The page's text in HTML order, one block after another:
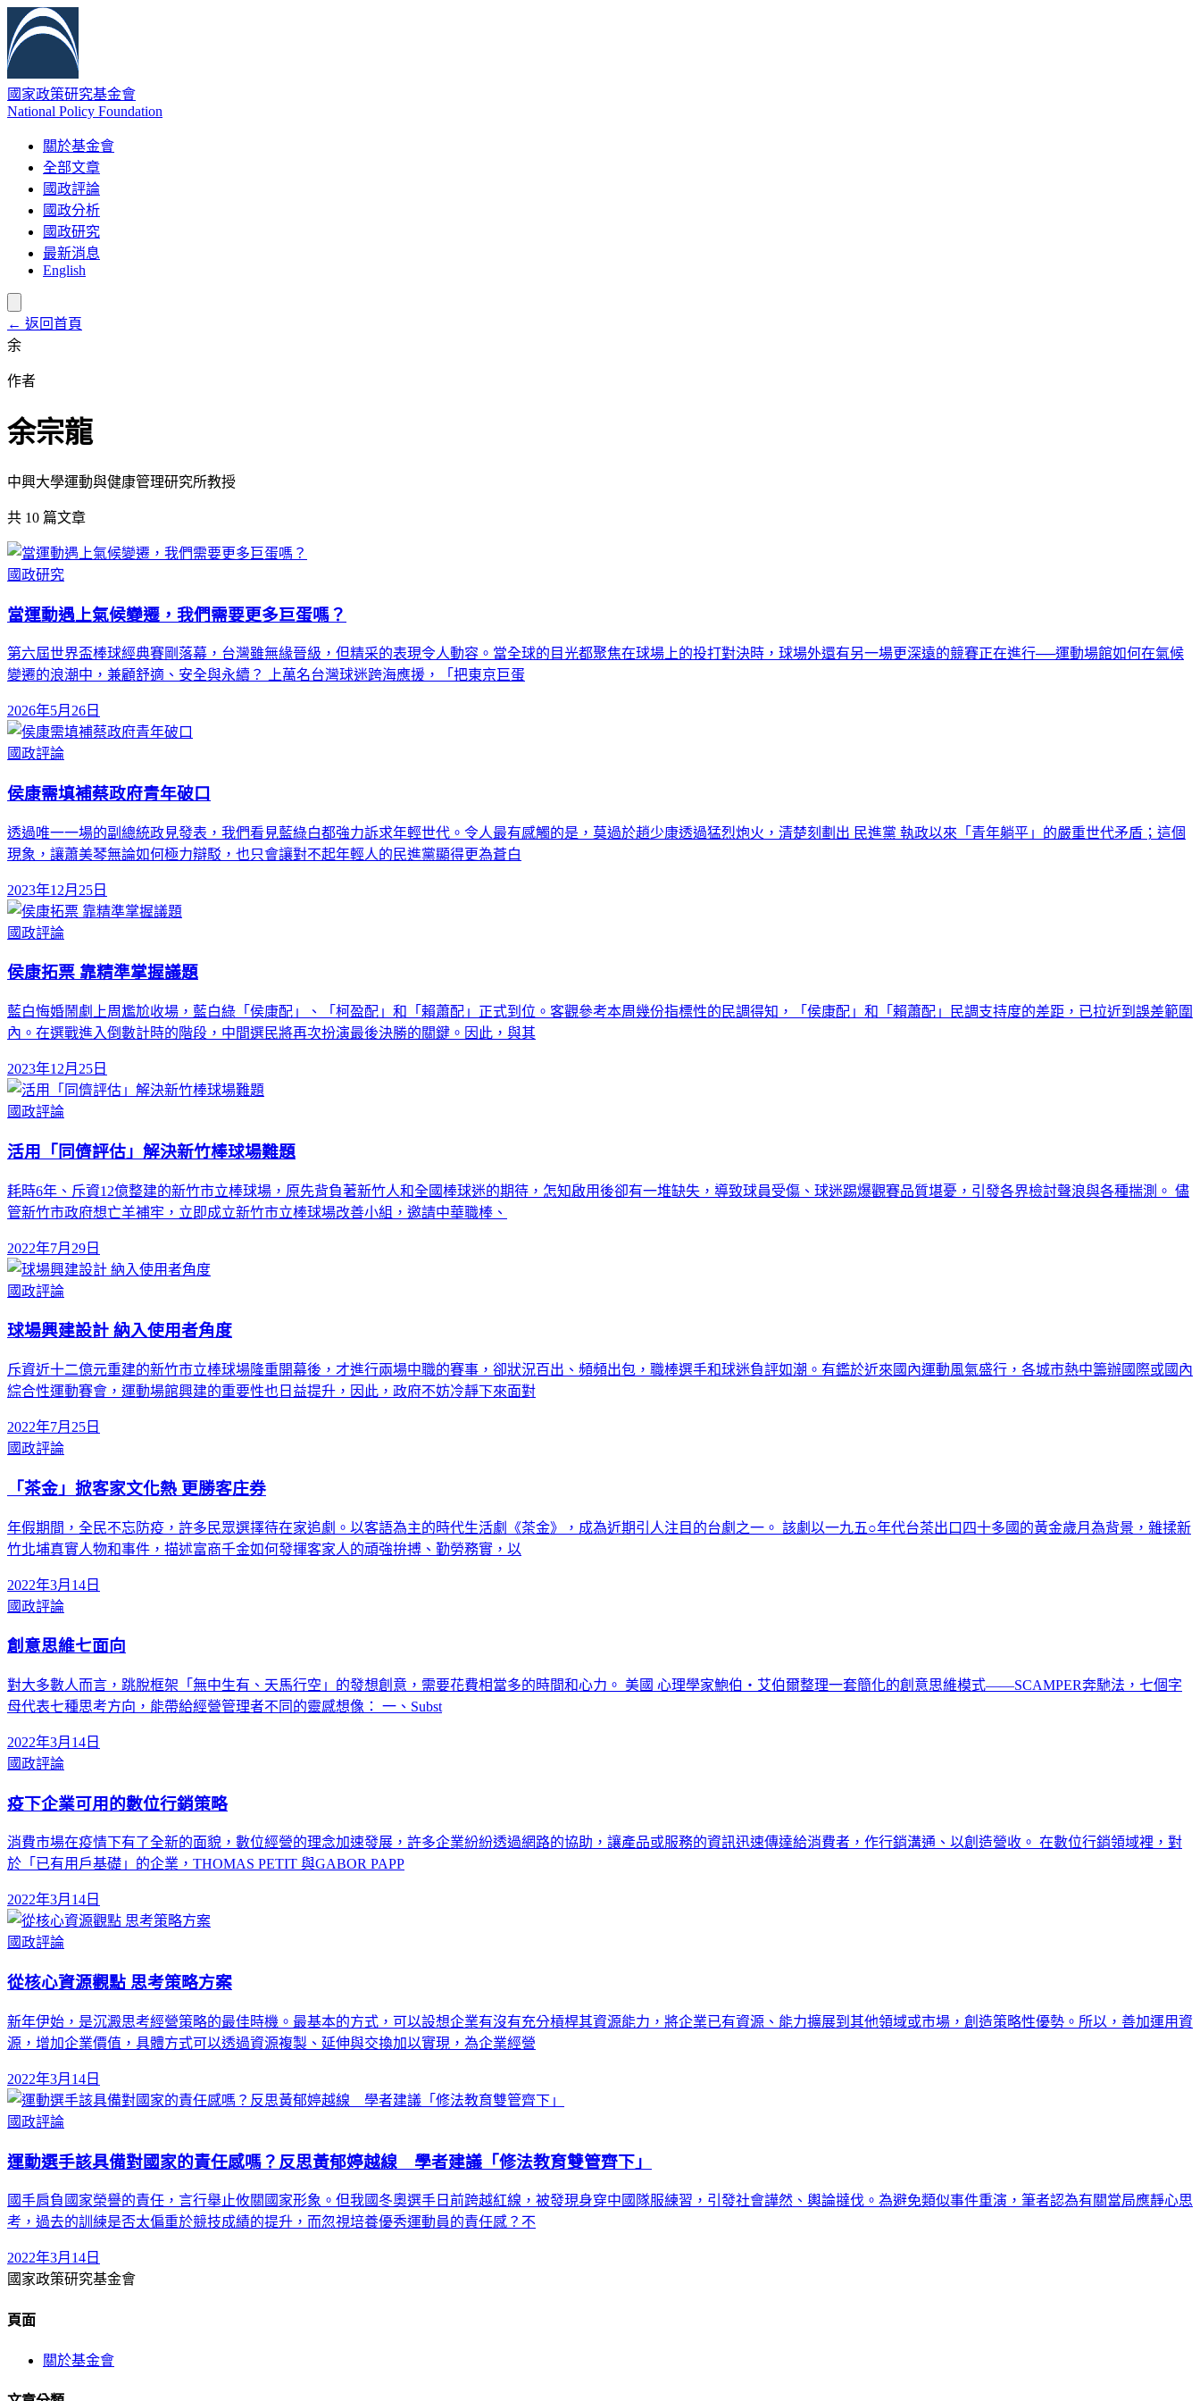
國家政策研究基金會
National Policy Foundation
關於基金會
全部文章
國政評論
國政分析
國政研究
最新消息
English
← 返回首頁
余
作者
余宗龍
中興大學運動與健康管理研究所教授
共 10 篇文章
國政研究
當運動遇上氣候變遷，我們需要更多巨蛋嗎？
第六屆世界盃棒球經典賽剛落幕，台灣雖無緣晉級，但精采的表現令人動容。當全球的目光都聚焦在球場上的投打對決時，球場外還有另一場更深遠的競賽正在進行──運動場館如何在氣候
變遷的浪潮中，兼顧舒適、安全與永續？ 上萬名台灣球迷跨海應援，「把東京巨蛋
2026年5月26日
國政評論
侯康需填補蔡政府青年破口
透過唯一一場的副總統政見發表，我們看見藍綠白都強力訴求年輕世代。令人最有感觸的是，莫過於趙少康透過猛烈炮火，清楚刻劃出 民進黨 執政以來「青年躺平」的嚴重世代矛盾；這個
現象，讓蕭美琴無論如何極力辯駁，也只會讓對不起年輕人的民進黨顯得更為蒼白
2023年12月25日
國政評論
侯康拓票 靠精準掌握議題
藍白悔婚鬧劇上周尷尬收場，藍白綠「侯康配」、「柯盈配」和「賴蕭配」正式到位。客觀參考本周幾份指標性的民調得知，「侯康配」和「賴蕭配」民調支持度的差距，已拉近到誤差範圍
內。在選戰進入倒數計時的階段，中間選民將再次扮演最後決勝的關鍵。因此，與其
2023年12月25日
國政評論
活用「同儕評估」解決新竹棒球場難題
耗時6年、斥資12億整建的新竹市立棒球場，原先背負著新竹人和全國棒球迷的期待，怎知啟用後卻有一堆缺失，導致球員受傷、球迷踢爆觀賽品質堪憂，引發各界檢討聲浪與各種揣測。 儘
管新竹市政府想亡羊補牢，立即成立新竹市立棒球場改善小組，邀請中華職棒、
2022年7月29日
國政評論
球場興建設計 納入使用者角度
斥資近十二億元重建的新竹市立棒球場隆重開幕後，才進行兩場中職的賽事，卻狀況百出、頻頻出包，職棒選手和球迷負評如潮。有鑑於近來國內運動風氣盛行，各城市熱中籌辦國際或國內
綜合性運動賽會，運動場館興建的重要性也日益提升，因此，政府不妨冷靜下來面對
2022年7月25日
國政評論
「茶金」掀客家文化熱 更勝客庄券
年假期間，全民不忘防疫，許多民眾選擇待在家追劇。以客語為主的時代生活劇《茶金》，成為近期引人注目的台劇之一。 該劇以一九五○年代台茶出口四十多國的黃金歲月為背景，雜揉新
竹北埔真實人物和事件，描述富商千金如何發揮客家人的頑強拚搏、勤勞務實，以
2022年3月14日
國政評論
創意思維七面向
對大多數人而言，跳脫框架「無中生有、天馬行空」的發想創意，需要花費相當多的時間和心力。 美國 心理學家鮑伯‧艾伯爾整理一套簡化的創意思維模式——SCAMPER奔馳法，七個字
母代表七種思考方向，能帶給經營管理者不同的靈感想像： 一、Subst
2022年3月14日
國政評論
疫下企業可用的數位行銷策略
消費市場在疫情下有了全新的面貌，數位經營的理念加速發展，許多企業紛紛透過網路的協助，讓產品或服務的資訊迅速傳達給消費者，作行銷溝通、以創造營收。 在數位行銷領域裡，對
於「已有用戶基礎」的企業，THOMAS PETIT 與GABOR PAPP
2022年3月14日
國政評論
從核心資源觀點 思考策略方案
新年伊始，是沉澱思考經營策略的最佳時機。最基本的方式，可以設想企業有沒有充分槓桿其資源能力，將企業已有資源、能力擴展到其他領域或市場，創造策略性優勢。所以，善加運用資
源，增加企業價值，具體方式可以透過資源複製、延伸與交換加以實現，為企業經營
2022年3月14日
國政評論
運動選手該具備對國家的責任感嗎？反思黃郁婷越線 學者建議「修法教育雙管齊下」
國手肩負國家榮譽的責任，言行舉止攸關國家形象。但我國冬奧選手日前跨越紅線，被發現身穿中國隊服練習，引發社會譁然、輿論撻伐。為避免類似事件重演，筆者認為有關當局應靜心思
考，過去的訓練是否太偏重於競技成績的提升，而忽視培養優秀運動員的責任感？不
2022年3月14日
國家政策研究基金會
頁面
關於基金會